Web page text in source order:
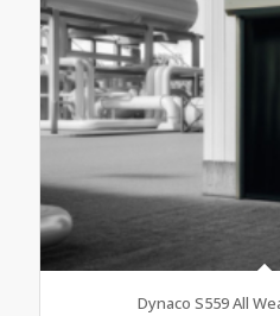
Dynaco S559 All